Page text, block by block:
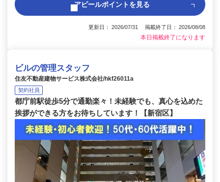
アピールポイントを見る
更新日： 2026/07/31 掲載終了日： 2026/08/08
本日掲載終了になります
ビルの管理スタッフ
住友不動産建物サービス株式会社/hkf26011a
契約社員
都庁前駅徒歩5分で通勤楽々！未経験でも、真心を込めた
挨拶ができる方をお待ちしています！【新宿区】